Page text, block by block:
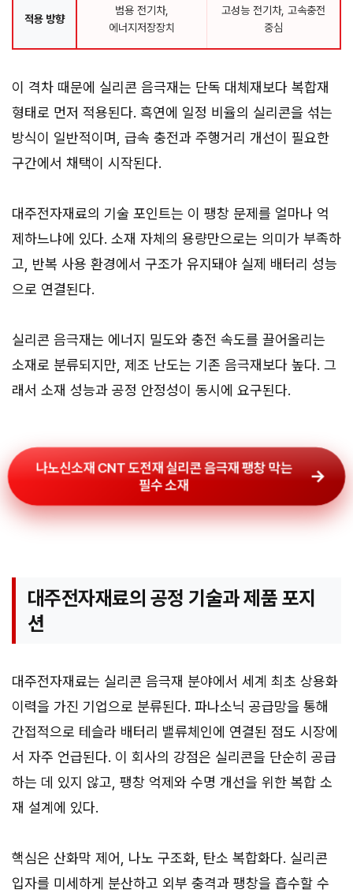
적용 방향
범용 전기차,
에너지저장장치
고성능 전기차, 고속충전
중심
이 격차 때문에 실리콘 음극재는 단독 대체재보다 복합재
형태로 먼저 적용된다. 흑연에 일정 비율의 실리콘을 섞는
방식이 일반적이며, 급속 충전과 주행거리 개선이 필요한
구간에서 채택이 시작된다.
대주전자재료의 기술 포인트는 이 팽창 문제를 얼마나 억
제하느냐에 있다. 소재 자체의 용량만으로는 의미가 부족하
고, 반복 사용 환경에서 구조가 유지돼야 실제 배터리 성능
으로 연결된다.
실리콘 음극재는 에너지 밀도와 충전 속도를 끌어올리는
소재로 분류되지만, 제조 난도는 기존 음극재보다 높다. 그
래서 소재 성능과 공정 안정성이 동시에 요구된다.
나노신소재 CNT 도전재 실리콘 음극재 팽창 막는
필수 소재
대주전자재료의 공정 기술과 제품 포지
션
대주전자재료는 실리콘 음극재 분야에서 세계 최초 상용화
이력을 가진 기업으로 분류된다. 파나소닉 공급망을 통해
간접적으로 테슬라 배터리 밸류체인에 연결된 점도 시장에
서 자주 언급된다. 이 회사의 강점은 실리콘을 단순히 공급
하는 데 있지 않고, 팽창 억제와 수명 개선을 위한 복합 소
재 설계에 있다.
핵심은 산화막 제어, 나노 구조화, 탄소 복합화다. 실리콘
입자를 미세하게 분산하고 외부 충격과 팽창을 흡수할 수